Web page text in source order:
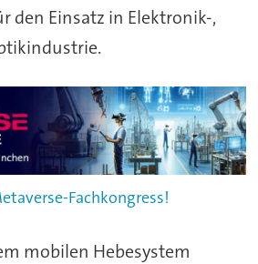
den Einsatz in Elektronik-,
Fachkongress!
mobilen Hebesystem